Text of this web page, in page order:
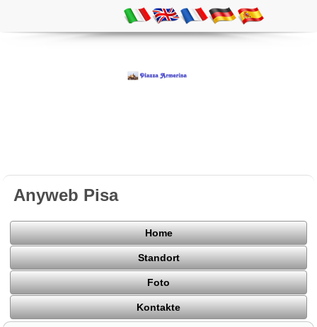
Anyweb Pisa
Home
Standort
Foto
Kontakte